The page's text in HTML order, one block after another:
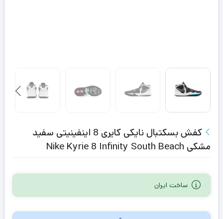
کفش بسکتبال نایکی کایری 8 اینفینیتی سفید
مشکی Nike Kyrie 8 Infinity South Beach
ساخت ایران